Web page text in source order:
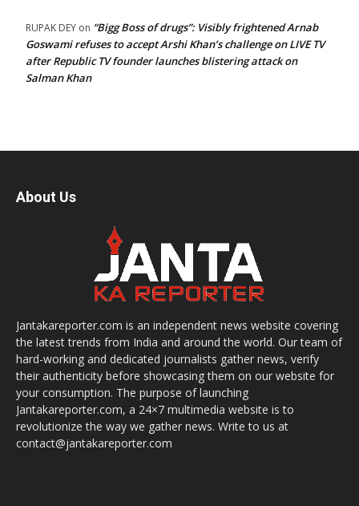
RUPAK DEY on “Bigg Boss of drugs”: Visibly frightened Arnab
Goswami refuses to accept Arshi Khan’s challenge on LIVE TV
after Republic TV founder launches blistering attack on
Salman Khan
About Us
Jantakareporter.com is an independent news website covering
the latest trends from India and around the world. Our team of
hard-working and dedicated journalists gather news, verify
their authenticity before showcasing them on our website for
your consumption. The purpose of launching
Jantakareporter.com, a 24×7 multimedia website is to
revolutionize the way we gather news. Write to us at
contact@jantakareporter.com